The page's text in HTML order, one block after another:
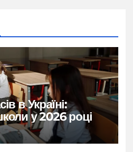
в Україні:
у 2026 році